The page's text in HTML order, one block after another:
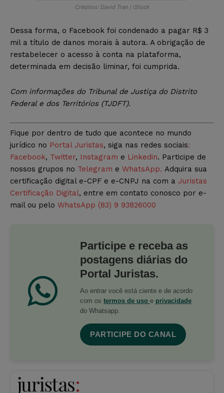
Créditos: David Tran / iStock
Dessa forma, o Facebook foi condenado a pagar R$ 3
mil a título de danos morais à autora. A obrigação de
restabelecer o acesso à conta na plataforma,
determinada em decisão liminar, foi cumprida.
Com informações do Tribunal de Justiça do Distrito
Federal e dos Territórios (TJDFT).
Fique por dentro de tudo que acontece no mundo
jurídico no Portal Juristas, siga nas redes sociais:
Facebook, Twitter, Instagram e Linkedin. Participe de
nossos grupos no Telegram e WhatsApp. Adquira sua
certificação digital e-CPF e e-CNPJ na com a Juristas
Certificação Digital, entre em contato conosco por e-
mail ou pelo WhatsApp (83) 9 93826000
Participe e receba as
postagens diárias do
Portal Juristas.
Ao entrar você está ciente e de acordo
com os termos de uso e privacidade
do Whatsapp.
PARTICIPE DO CANAL